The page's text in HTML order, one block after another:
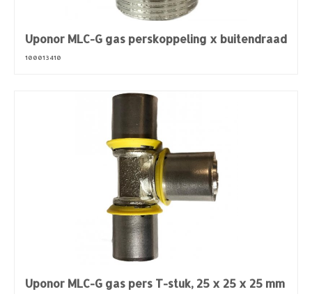
Uponor MLC-G gas perskoppeling x buitendraad
100013410
Uponor MLC-G gas pers T-stuk, 25 x 25 x 25 mm